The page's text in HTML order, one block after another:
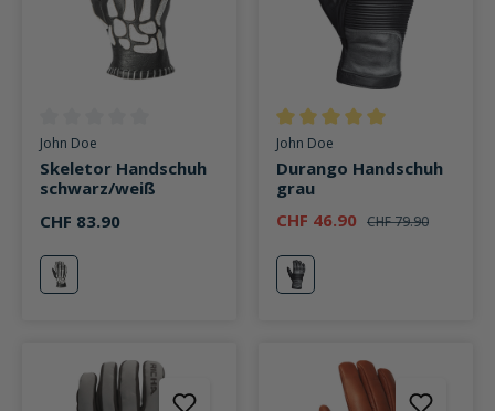
Durchschnittliche Bewertung von 0 von 5 Sternen
John Doe
Skeletor Handschuh
schwarz/weiß
CHF 83.90
schwarz/weiß
Durchschnittliche Bewertung
John Doe
Durango Handschuh
grau
CHF 46.90 CHF 79.90
grau